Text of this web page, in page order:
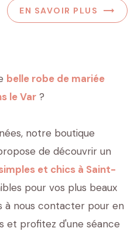
EN SAVOIR PLUS
belle robe de mariée
le Var ?
notre boutique
de découvrir un
et chics à Saint-
pour vos plus beaux
à nous contacter pour en
et profitez d'une séance